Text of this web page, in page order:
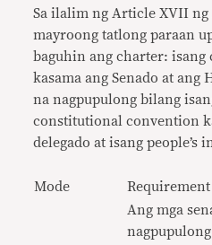
Sa ilalim ng Article XVII ng
mayroong tatlong paraan
baguhin ang charter: isang
kasama ang Senado at ang
na nagpupulong bilang
constitutional convention
delegado at isang people’s
Mode
Requirement
Ang mga